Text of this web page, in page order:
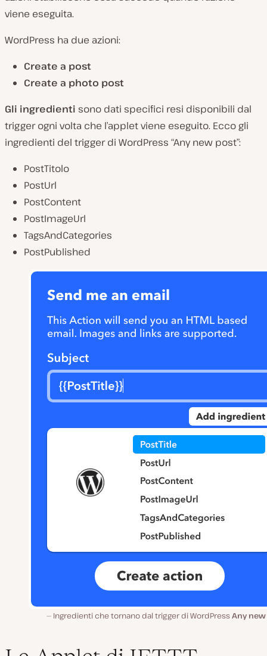
viene eseguita.
WordPress ha due azioni:
Create a post
Create a photo post
Gli ingredienti sono dati specifici resi disponibili dal
trigger ogni volta che l’applet viene eseguito. Ecco gli
ingredienti del trigger di WordPress “Any new post”:
PostTitolo
PostUrl
PostContent
PostImageUrl
TagsAndCategories
PostPublished
Ingredienti che tornano dal trigger di WordPressAny